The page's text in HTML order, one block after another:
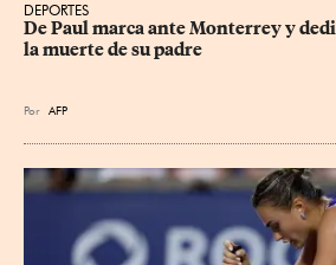
DEPORTES
De Paul marca ante Monterrey y
la muerte de su padre
Por AFP